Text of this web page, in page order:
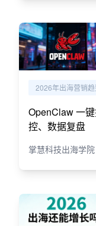
2026年出海营销
OpenClaw 一
控、数据复盘
掌慧科技出海学